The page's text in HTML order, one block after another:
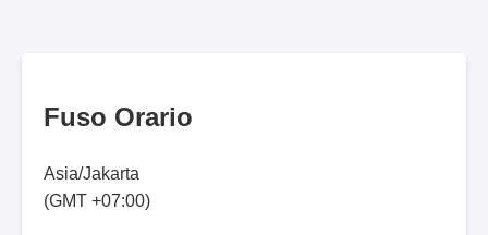
Fuso Orario
Asia/Jakarta
(GMT +07:00)